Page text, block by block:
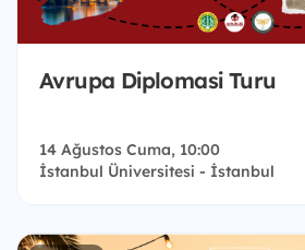
Avrupa Diplomasi Turu
14 Ağustos Cuma, 10:00
İstanbul Üniversitesi - İstanbul